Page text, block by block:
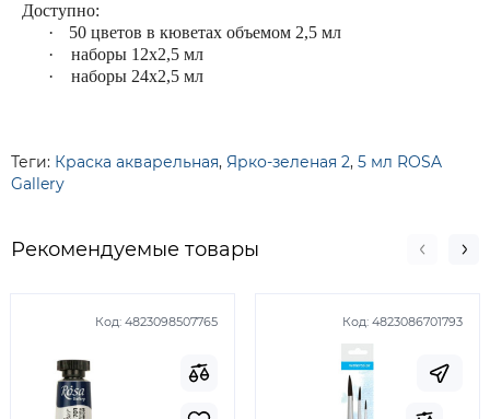
Доступно:
·
50 цветов в кюветах объемом 2,5 мл
·
наборы 12х2,5 мл
·
наборы 24х2,5 мл
Теги: Краска акварельная, Ярко-зеленая 2, 5 мл ROSA
Gallery
Рекомендуемые товары
Код: 4823098507765 Код: 4823086701793